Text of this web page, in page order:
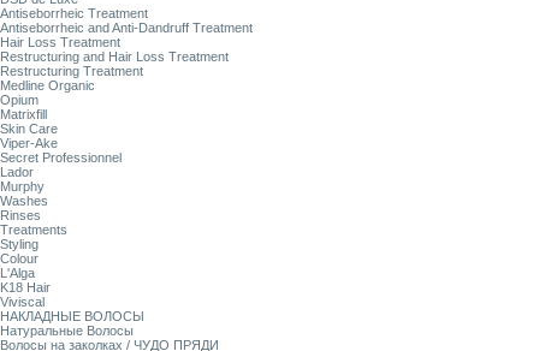
Antiseborrheic Treatment
Antiseborrheic and Anti-Dandruff Treatment
Hair Loss Treatment
Restructuring and Hair Loss Treatment
Restructuring Treatment
Medline Organic
Opium
Matrixfill
Skin Care
Viper-Ake
Secret Professionnel
Lador
Murphy
Washes
Rinses
Treatments
Styling
Colour
L'Alga
K18 Hair
Viviscal
НАКЛАДНЫЕ ВОЛОСЫ
Натуральные Волосы
Волосы на заколках / ЧУДО ПРЯДИ